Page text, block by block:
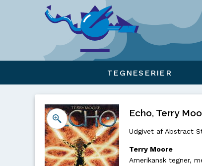
TEGNESERIER
Echo, Terry
Udgivet af Abstract
Terry Moore
Amerikansk tegner,
Viser overlay for indkøbskurv